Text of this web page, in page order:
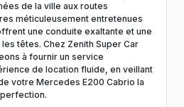
de la ville aux routes
méticuleusement entretenues
une conduite exaltante et une
têtes. Chez Zenith Super Car
à fournir un service
de location fluide, en veillant
votre Mercedes E200 Cabrio la